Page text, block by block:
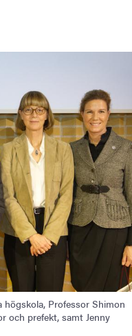
Professor Shimon
och prefekt, samt Jenny